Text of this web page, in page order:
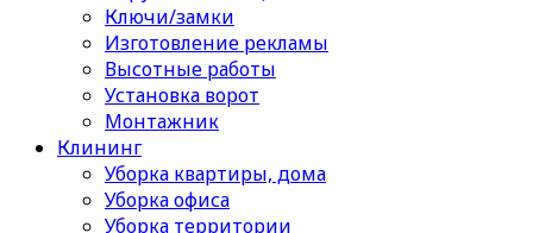
Ключи/замки
Изготовление рекламы
Высотные работы
Установка ворот
Монтажник
Клининг
Уборка квартиры, дома
Уборка офиса
Уборка территории